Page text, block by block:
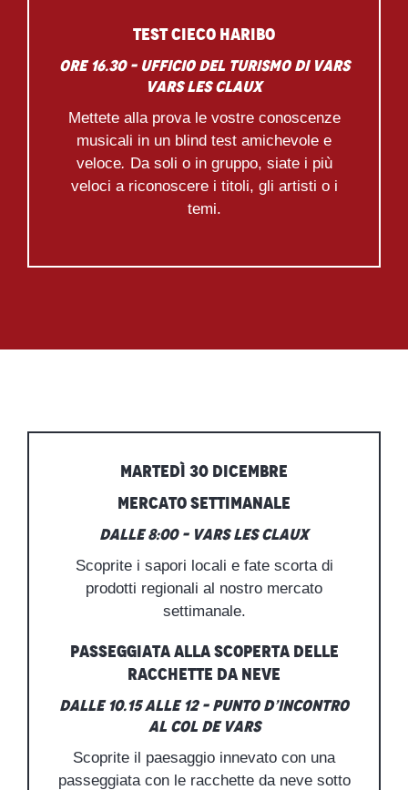
Test cieco Haribo
Ore 16.30 – Ufficio del Turismo di Vars
Vars les Claux
Mettete alla prova le vostre conoscenze
musicali in un blind test amichevole e
veloce. Da soli o in gruppo, siate i più
veloci a riconoscere i titoli, gli artisti o i
temi.
MARTEDÌ 30 DICEMBRE
MERCATO SETTIMANALE
Dalle 8:00 – Vars les Claux
Scoprite i sapori locali e fate scorta di
prodotti regionali al nostro mercato
settimanale.
Passeggiata alla scoperta delle
racchette da neve
Dalle 10.15 alle 12 – Punto d’incontro
al Col de Vars
Scoprite il paesaggio innevato con una
passeggiata con le racchette da neve sotto